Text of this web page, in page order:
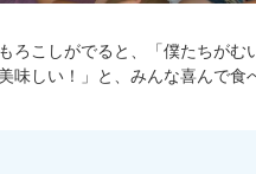
ろこしがでると、「僕たちがむ
味しい！」と、みんな喜んで食